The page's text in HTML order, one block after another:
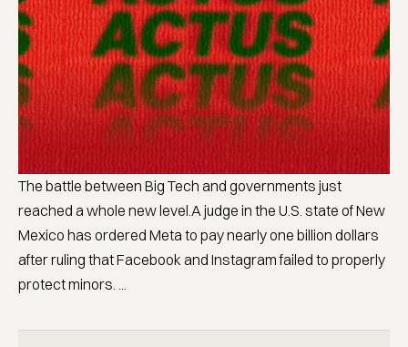
The battle between Big Tech and governments just
reached a whole new level.A judge in the U.S. state of New
Mexico has ordered Meta to pay nearly one billion dollars
after ruling that Facebook and Instagram failed to properly
protect minors. ...